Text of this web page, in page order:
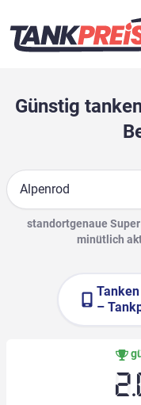
Günstig
Suche
standortgenaue
minütlich
–